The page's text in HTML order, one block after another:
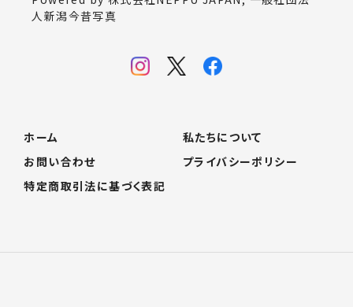
人新潟今昔写真
ホーム
私たちについて
お問い合わせ
プライバシーポリシー
特定商取引法に基づく表記